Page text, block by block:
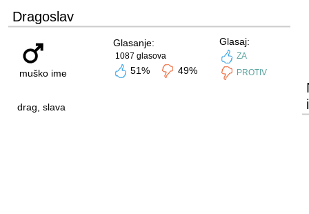
Dragoslav
muško ime
Glasanje:
1087 glasova
51% 49%
Glasaj:
ZA
PROTIV
drag, slava